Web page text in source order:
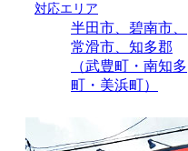
対応エリア
半田市、碧南市、
常滑市、知多郡
（武豊町・南知多
町・美浜町）